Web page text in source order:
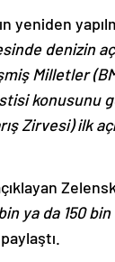
yeniden
denizin
Milletler
konusunu
Zirvesi) ilk
ya da 150